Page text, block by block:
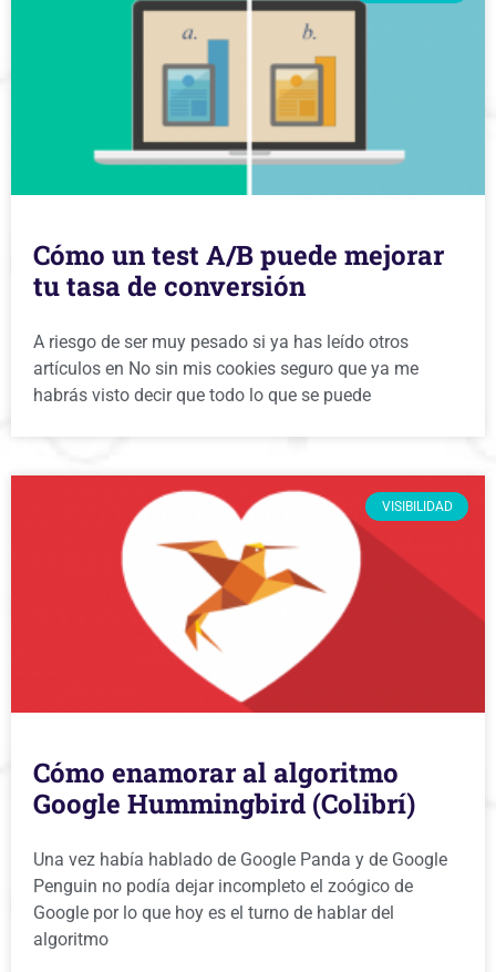
Cómo un test A/B puede mejorar
tu tasa de conversión
A riesgo de ser muy pesado si ya has leído otros
artículos en No sin mis cookies seguro que ya me
habrás visto decir que todo lo que se puede
VISIBILIDAD
Cómo enamorar al algoritmo
Google Hummingbird (Colibrí)
Una vez había hablado de Google Panda y de Google
Penguin no podía dejar incompleto el zoógico de
Google por lo que hoy es el turno de hablar del
algoritmo